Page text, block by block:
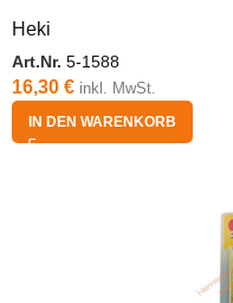
Heki
Art.Nr. 5-1588
16,30 € inkl. MwSt.
IN DEN WARENKORB